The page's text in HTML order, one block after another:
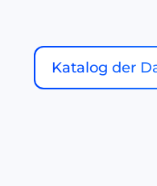
Katalog der